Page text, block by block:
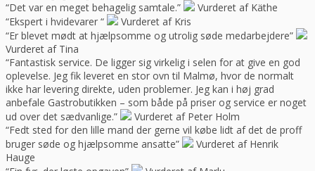
“Det var en meget behagelig samtale.”
Vurderet af Käthe
“Ekspert i hvidevarer “
Vurderet af Kris
“Er blevet mødt at hjælpsomme og utrolig søde medarbejdere”
Vurderet af Tina
“Fantastisk service. De ligger sig virkelig i selen for at give en god
oplevelse. Jeg fik leveret en stor ovn til Malmø, hvor de normalt
ikke har levering direkte, uden problemer. Jeg kan i høj grad
anbefale Gastrobutikken – som både på priser og service er noget
ud over det sædvanlige.”
Vurderet af Peter Holm
“Fedt sted for den lille mand der gerne vil købe lidt af det de proff
bruger søde og hjælpsomme ansatte”
Vurderet af Henrik
Hauge